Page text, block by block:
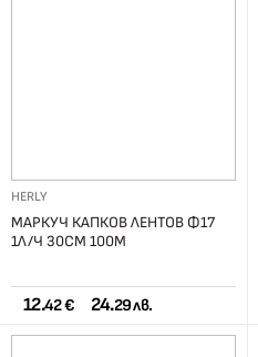
HERLY
МАРКУЧ КАПКОВ ЛЕНТОВ Ф17
1Л/Ч 30СМ 100М
12.42 € 24.29 лв.